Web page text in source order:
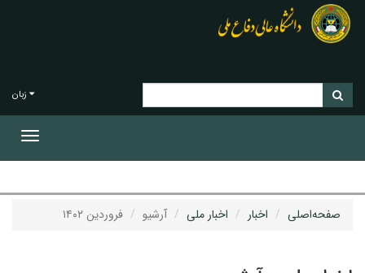
زبان
صفحه‌اصلی اخبار اخبار ملی آرشیو فروردین ۱۴۰۲